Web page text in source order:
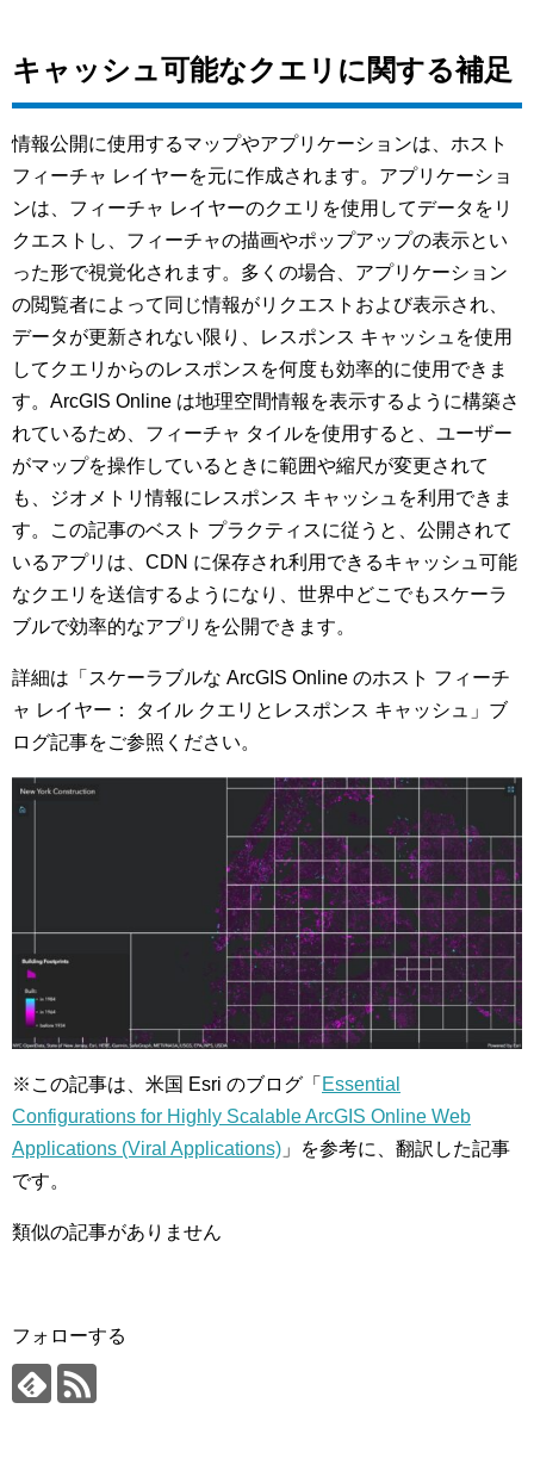
キャッシュ可能なクエリに関する補足
情報公開に使用するマップやアプリケーションは、ホスト
フィーチャ レイヤーを元に作成されます。アプリケーショ
ンは、フィーチャ レイヤーのクエリを使用してデータをリ
クエストし、フィーチャの描画やポップアップの表示とい
った形で視覚化されます。多くの場合、アプリケーション
の閲覧者によって同じ情報がリクエストおよび表示され、
データが更新されない限り、レスポンス キャッシュを使用
してクエリからのレスポンスを何度も効率的に使用できま
す。ArcGIS Online は地理空間情報を表示するように構築さ
れているため、フィーチャ タイルを使用すると、ユーザー
がマップを操作しているときに範囲や縮尺が変更されて
も、ジオメトリ情報にレスポンス キャッシュを利用できま
す。この記事のベスト プラクティスに従うと、公開されて
いるアプリは、CDN に保存され利用できるキャッシュ可能
なクエリを送信するようになり、世界中どこでもスケーラ
ブルで効率的なアプリを公開できます。
詳細は「スケーラブルな ArcGIS Online のホスト フィーチ
ャ レイヤー： タイル クエリとレスポンス キャッシュ」ブ
ログ記事をご参照ください。
※この記事は、米国 Esri のブログ「 Essential
Configurations for Highly Scalable ArcGIS Online Web
Applications (Viral Applications) 」を参考に、翻訳した記事
です。
類似の記事がありません
フォローする